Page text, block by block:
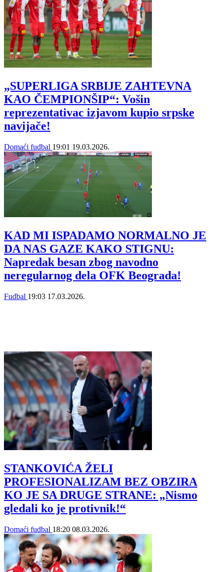
„SUPERLIGA SRBIJE ZAHTEVNA
KAO ČEMPIONŠIP“: Vošin
reprezentativac izjavom kupio srpske
navijače!
Domaći fudbal 19:01 19.03.2026.
KAD MI ISPADAMO NORMALNO JE
DA NAS GAZE KAKO STIGNU:
Napredak besan zbog navodno
neregularnog dela OFK Beograda!
Fudbal 19:03 17.03.2026.
STANKOVIĆA ŽELI
PROFESIONALIZAM BEZ OBZIRA
KO JE SA DRUGE STRANE: „Nismo
gledali ko je protivnik!“
Domaći fudbal 18:20 08.03.2026.